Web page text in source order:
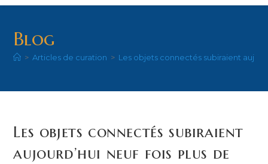
Blog
> Articles de curation > Les objets connectés subiraient
Les objets connectés subiraient
aujourd’hui neuf fois plus de